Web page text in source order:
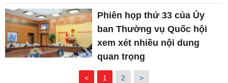
Phiên họp thứ 33 của Ủy
ban Thường vụ Quốc hội
xem xét nhiều nội dung
quan trọng
< 1 2 >